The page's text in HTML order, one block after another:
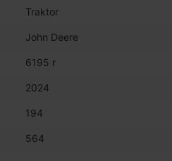
Traktor
John Deere
6195 r
2024
194
564